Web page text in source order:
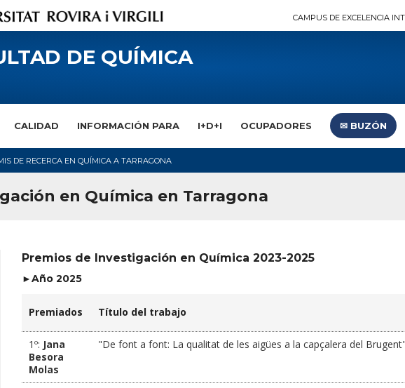
CAMPUS DE EXCELENCIA
DE QUÍMICA
CALIDAD INFORMACIÓN PARA I+D+I OCUPADORES ✉︎ BUZÓN
DE RECERCA EN QUÍMICA A TARRAGONA
en Química en Tarragona
Premios de Investigación en Química 2023-2025
►Año 2025
Premiados Título del trabajo
1º: Jana
Besora
Molas
"De font a font: La qualitat de les aigües a la capçalera del Brugent"